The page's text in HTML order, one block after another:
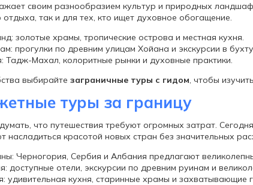
своим разнообразием культур и природных
отдыха, так и для тех, кто ищет духовное обогащение.
золотые храмы, тропические острова и местная кухня.
прогулки по древним улицам Хойана и экскурсии в
Тадж-Махал, колоритные рынки и духовные практики.
выбирайте заграничные туры с гидом, чтобы
туры за границу
что путешествия требуют огромных затрат.
насладиться красотой новых стран без значительных
Черногория, Сербия и Албания предлагают
доступные отели, экскурсии по древним руинам и
удивительная кухня, старинные храмы и захватывающие